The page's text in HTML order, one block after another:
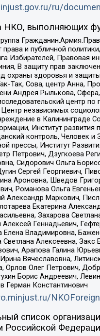
ru/
НКО, выполняющих
права и публичной
Избирателей, Правовая
В защиту прав
охраны здоровья и
Так, Сова, центр Анна,
Андрея Рылькова,
центр
Центр независимых
в Калининграде
Институт развития
контроль, Человек
прессы, Институт
Петрович, Дзугкоева
Сидорович Ольга
Сергей Георгиевич,
Ароновна, Шведов
Романова Ольга
Александр Маркович,
Екатерина
Захарова
Геннадьевич,
Елена Владимировна,
Светлана Алексеевна,
Арапова Галина
Вячеславовна,
Орлов Олег Петрович,
Борис Андреевич,
Герман Константинович
список
Российской